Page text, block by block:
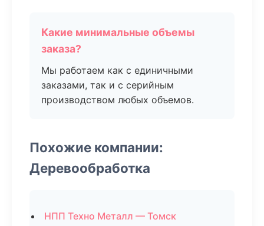
Какие минимальные объемы
заказа?
Мы работаем как с единичными
заказами, так и с серийным
производством любых объемов.
Похожие компании:
Деревообработка
НПП Техно Металл — Томск